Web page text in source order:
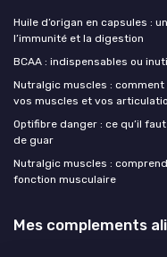
Huile d’origan en capsules :
l’immunité et la digestion
BCAA : indispensables ou
Nutralgic muscles :
vos muscles et vos
Optifibre danger : ce qu’il
de guar
Nutralgic muscles :
fonction musculaire
Mes complements